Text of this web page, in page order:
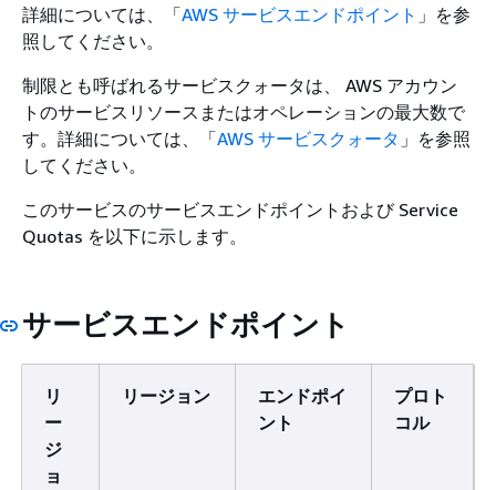
詳細については、「AWS サービスエンドポイント 」を参
照してください。
制限とも呼ばれるサービスクォータは、 AWS アカウン
トのサービスリソースまたはオペレーションの最大数で
す。詳細については、「AWS サービスクォータ 」を参照
してください。
このサービスのサービスエンドポイントおよび Service
Quotas を以下に示します。
サービスエンドポイント
リ
ー
ジ
ョ
リージョン
エンドポイ
ント
プロト
コル